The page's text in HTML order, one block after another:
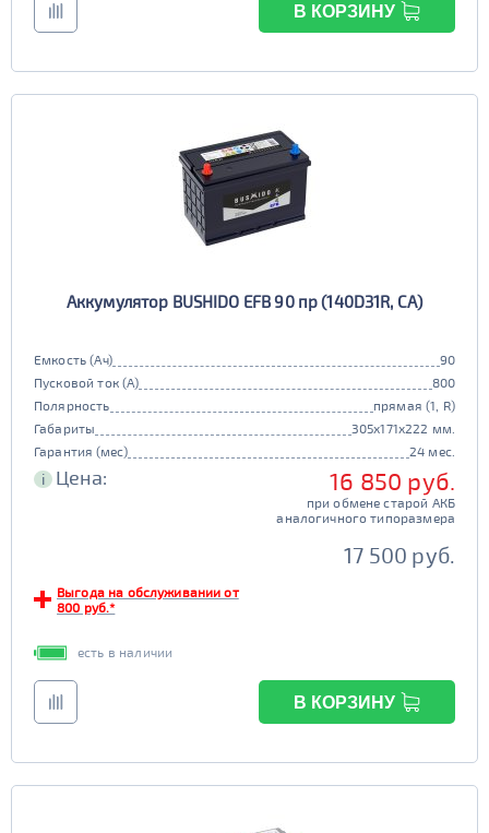
В КОРЗИНУ
Аккумулятор BUSHIDO EFB 90 пр (140D31R, CA)
Емкость (Ач)
90
Пусковой ток (А)
800
Полярность
прямая (1, R)
Габариты
305x171x222 мм.
Гарантия (мес)
24 мес.
i Цена: 16 850 руб.
при обмене старой АКБ
аналогичного типоразмера
17 500 руб.
Выгода на обслуживании от
800 руб.*
есть в наличии
В КОРЗИНУ